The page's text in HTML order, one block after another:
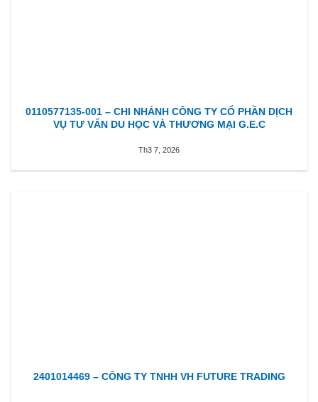
0110577135-001 – CHI NHÁNH CÔNG TY CỔ PHẦN DỊCH
VỤ TƯ VẤN DU HỌC VÀ THƯƠNG MẠI G.E.C
Th3 7, 2026
2401014469 – CÔNG TY TNHH VH FUTURE TRADING